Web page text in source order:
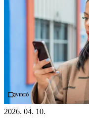
Videó
2026. 04. 10.